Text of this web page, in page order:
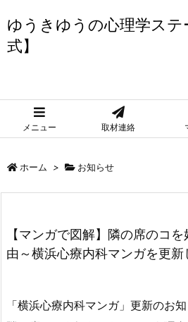
ゆうきゆうの心理学ステ
式】
メニュー 取材連絡
ホーム > お知らせ
【マンガで図解】隣の席のコ
由～横浜心療内科マンガを更新
「横浜心療内科マンガ」更新のお知